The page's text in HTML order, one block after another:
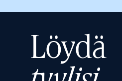
Löydä